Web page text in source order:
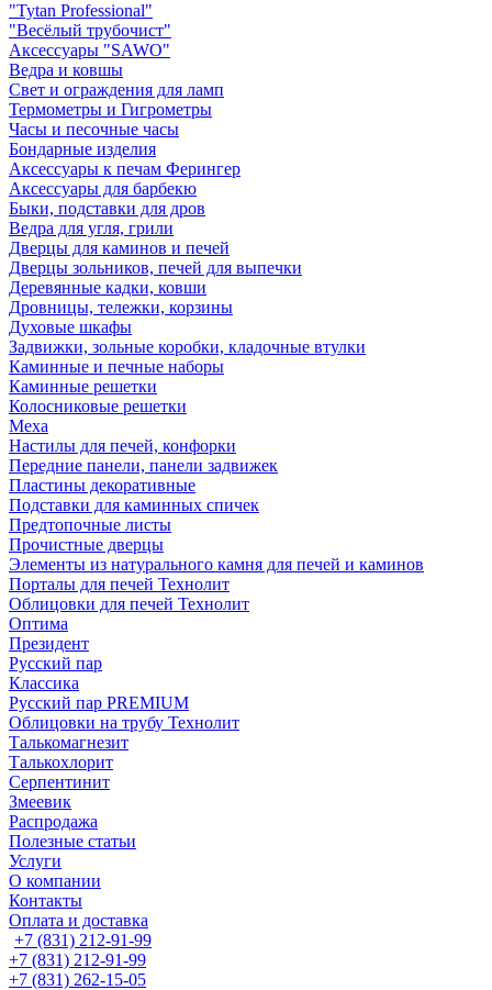
"Tytan Professional"
"Весёлый трубочист"
Аксессуары "SAWO"
Ведра и ковшы
Свет и ограждения для ламп
Термометры и Гигрометры
Часы и песочные часы
Бондарные изделия
Аксессуары к печам Ферингер
Аксессуары для барбекю
Быки, подставки для дров
Ведра для угля, грили
Дверцы для каминов и печей
Дверцы зольников, печей для выпечки
Деревянные кадки, ковши
Дровницы, тележки, корзины
Духовые шкафы
Задвижки, зольные коробки, кладочные втулки
Каминные и печные наборы
Каминные решетки
Колосниковые решетки
Меха
Настилы для печей, конфорки
Передние панели, панели задвижек
Пластины декоративные
Подставки для каминных спичек
Предтопочные листы
Прочистные дверцы
Элементы из натурального камня для печей и каминов
Порталы для печей Технолит
Облицовки для печей Технолит
Оптима
Президент
Русский пар
Классика
Русский пар PREMIUM
Облицовки на трубу Технолит
Талькомагнезит
Талькохлорит
Серпентинит
Змеевик
Распродажа
Полезные статьи
Услуги
О компании
Контакты
Оплата и доставка
+7 (831) 212-91-99
+7 (831) 212-91-99
+7 (831) 262-15-05